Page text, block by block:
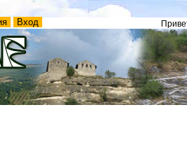
Вход